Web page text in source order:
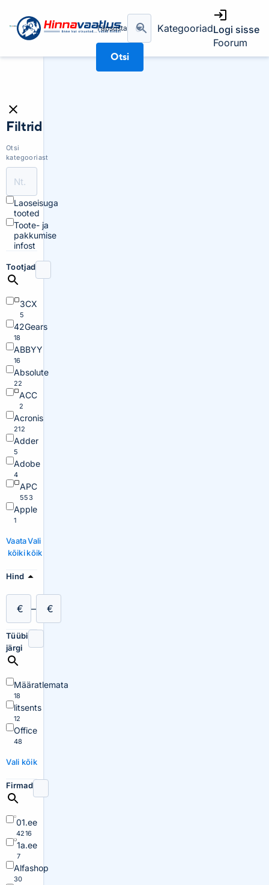
Täpsusta
Otsi
KategooriadLogi sisse
Foorum
Filtrid
Otsi
kategooriast
Laoseisuga
tooted
Toote- ja
pakkumise
infost
Tootjad
3CX
5
42Gears
18
ABBYY
16
Absolute
22
ACC
2
Acronis
212
Adder
5
Adobe
4
APC
553
Apple
1
Vaata
kõiki
Vali
kõik
Hind
€ – €
Tüübi
järgi
Määratlemata
18
litsents
12
Office
48
Vali kõik
Firmad
01.ee
4216
1a.ee
7
Alfashop
30